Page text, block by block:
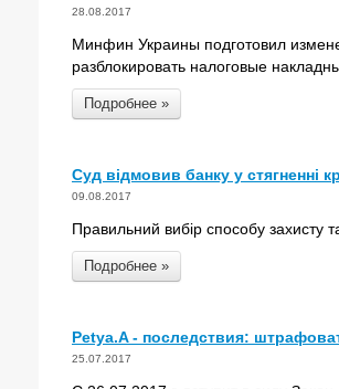
28.08.2017
Минфин Украины подготовил
разблокировать налоговые
Подробнее »
Суд відмовив банку у стягненні
09.08.2017
Правильний вибір способу захисту
Подробнее »
Petya.A - последствия:
25.07.2017